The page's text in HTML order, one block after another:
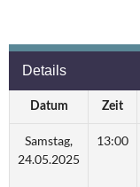
Details
Datum Zeit
Samstag,
24.05.2025
13:00